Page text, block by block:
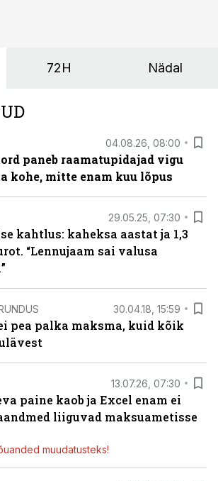
72H Nädal
04.08.26, 08:00
paneb raamatupidajad vigu
kohe, mitte enam kuu lõpus
29.05.25, 07:30
kahtlus: kaheksa aastat ja 1,3
“Lennujaam sai valusa
30.04.18, 15:59
pea palka maksma, kuid kõik
13.07.26, 07:30
paine kaob ja Excel enam ei
liiguvad maksuametisse
muudatusteks!